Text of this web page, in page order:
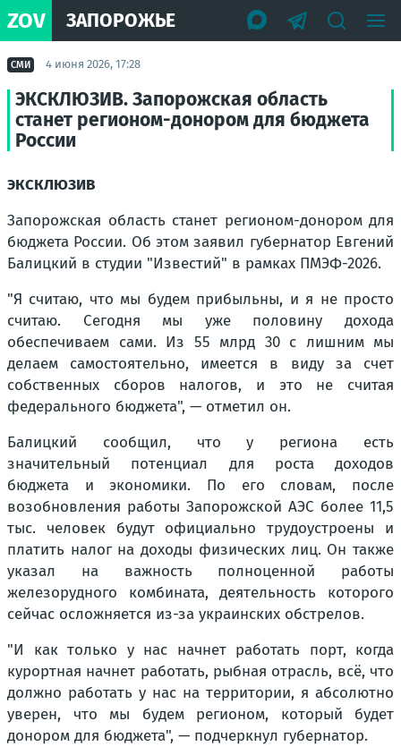
ZOV ЗАПОРОЖЬЕ
СМИ 4 июня 2026, 17:28
ЭКСКЛЮЗИВ. Запорожская область
станет регионом-донором для бюджета
России
ЭКСКЛЮЗИВ
Запорожская область станет регионом-донором для
бюджета России. Об этом заявил губернатор Евгений
Балицкий в студии "Известий" в рамках ПМЭФ-2026.
"Я считаю, что мы будем прибыльны, и я не просто
считаю. Сегодня мы уже половину дохода
обеспечиваем сами. Из 55 млрд 30 с лишним мы
делаем самостоятельно, имеется в виду за счет
собственных сборов налогов, и это не считая
федерального бюджета", — отметил он.
Балицкий сообщил, что у региона есть
значительный потенциал для роста доходов
бюджета и экономики. По его словам, после
возобновления работы Запорожской АЭС более 11,5
тыс. человек будут официально трудоустроены и
платить налог на доходы физических лиц. Он также
указал на важность полноценной работы
железорудного комбината, деятельность которого
сейчас осложняется из-за украинских обстрелов.
"И как только у нас начнет работать порт, когда
курортная начнет работать, рыбная отрасль, всё, что
должно работать у нас на территории, я абсолютно
уверен, что мы будем регионом, который будет
донором для бюджета", — подчеркнул губернатор.